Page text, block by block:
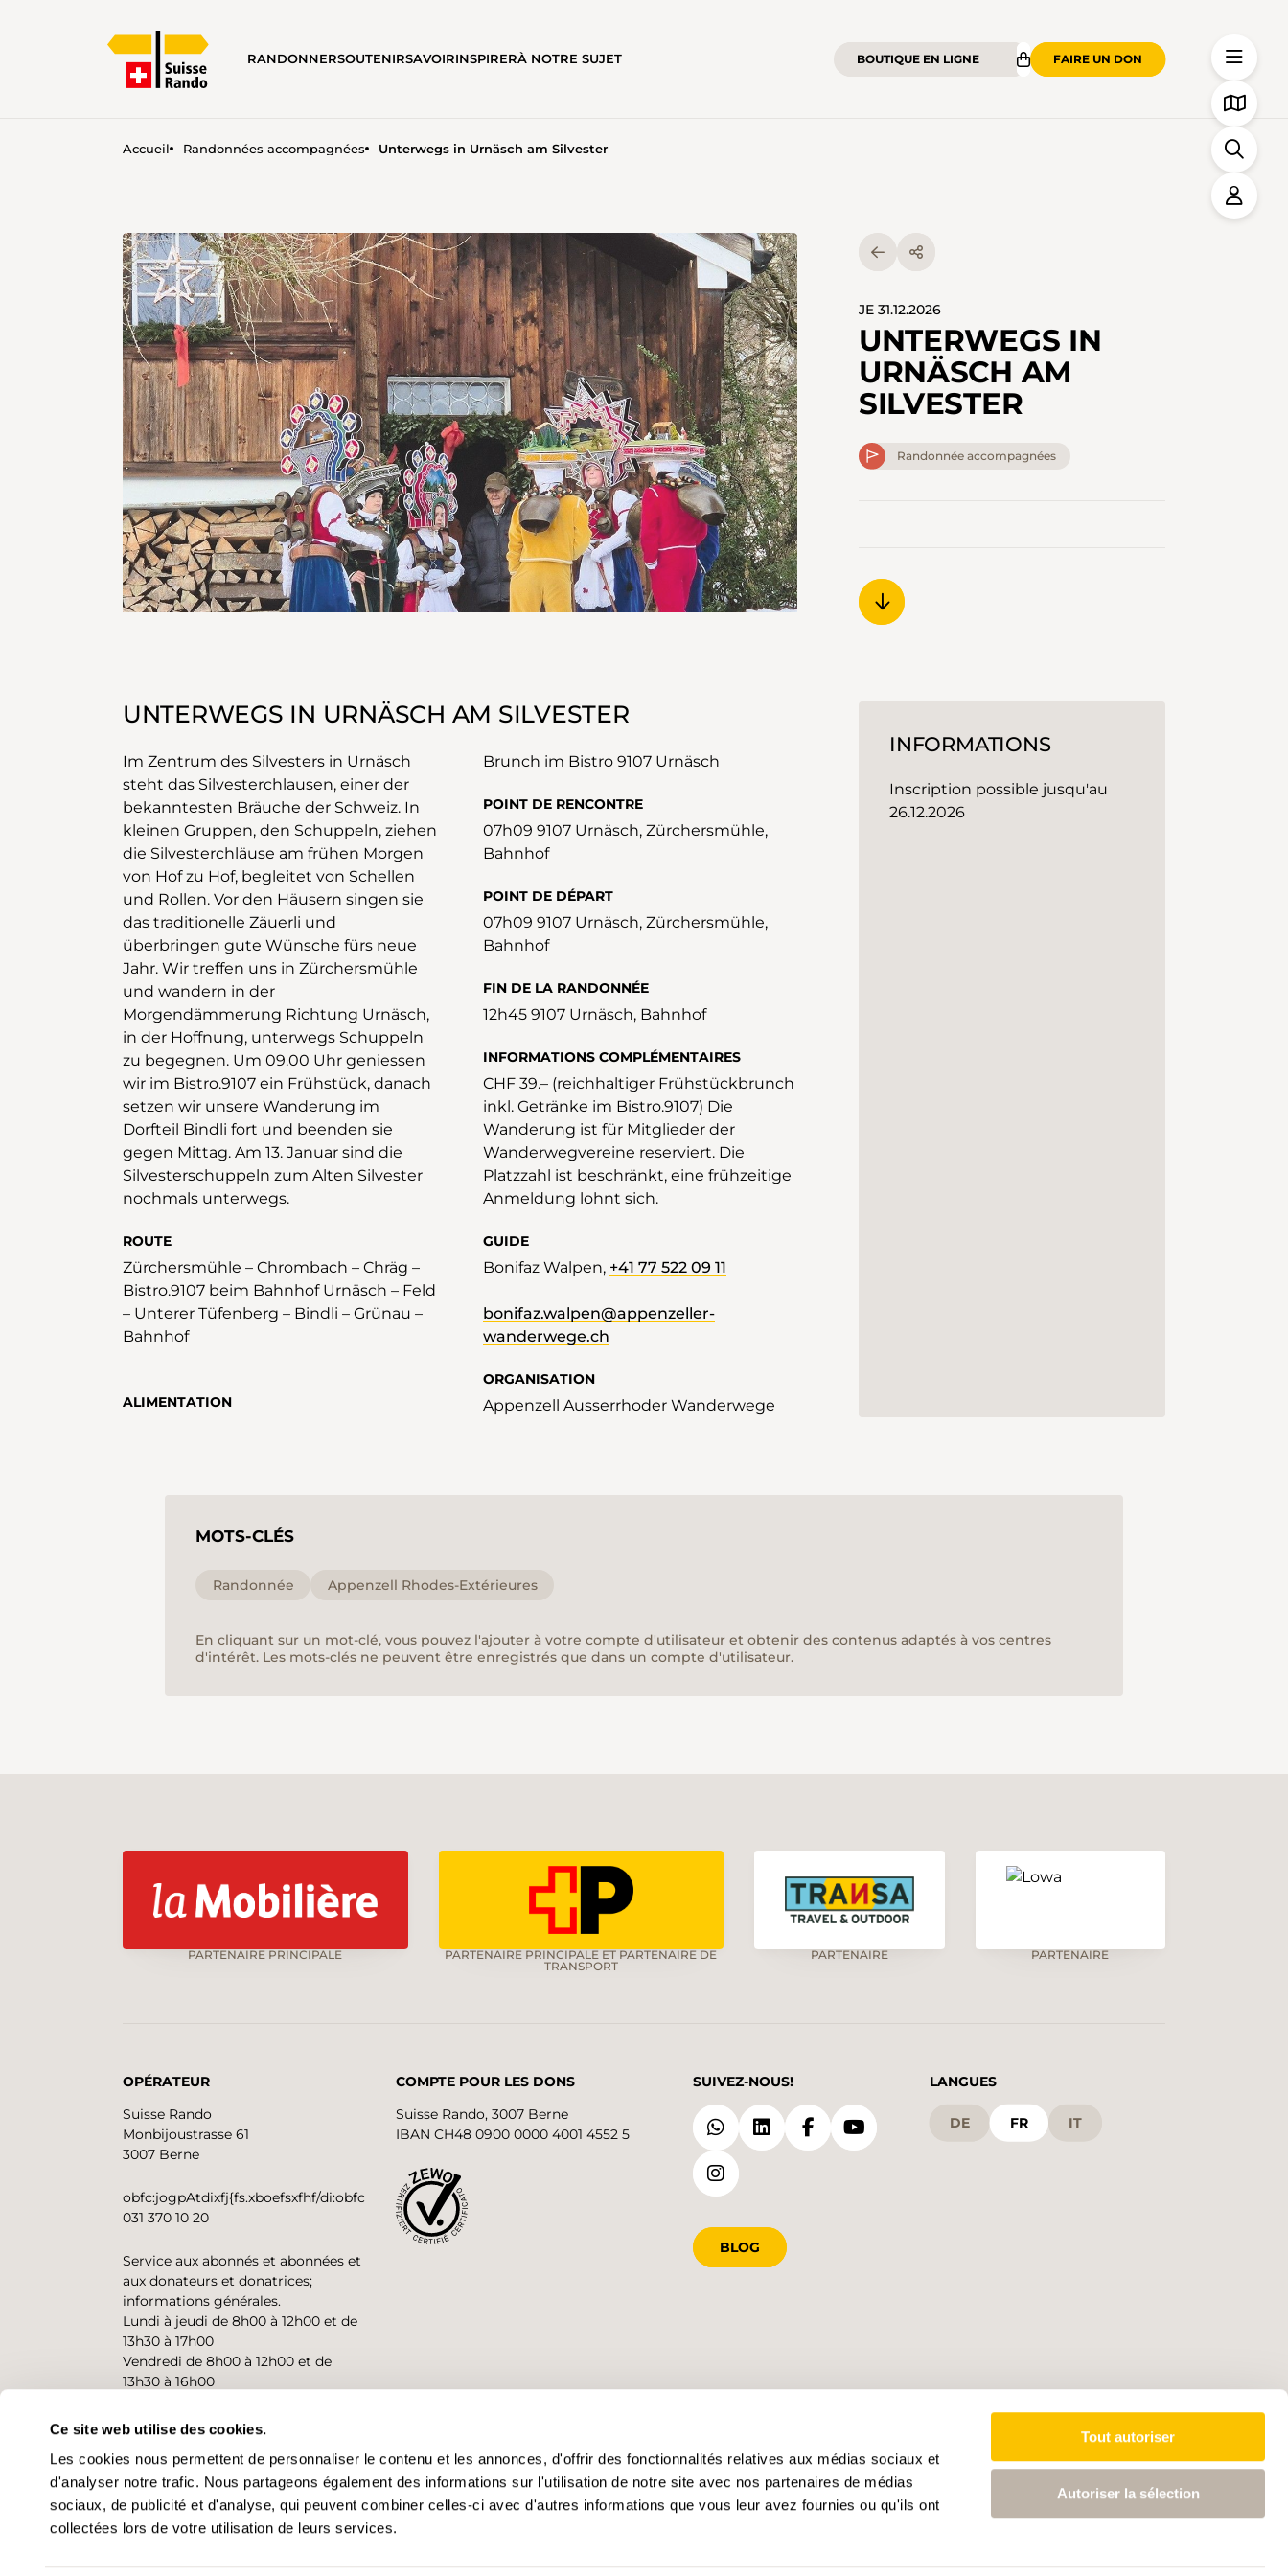
Ce site web utilise des cookies.
Les cookies nous permettent de personnaliser le contenu et les annonces, d'offrir des fonctionnalités relatives aux médias sociaux et
d'analyser notre trafic. Nous partageons également des informations sur l'utilisation de notre site avec nos partenaires de médias
sociaux, de publicité et d'analyse, qui peuvent combiner celles-ci avec d'autres informations que vous leur avez fournies ou qu'ils ont
collectées lors de votre utilisation de leurs services.
Tout autoriser
Autoriser la sélection
RANDONNERSOUTENIRSAVOIRINSPIRERÀ NOTRE SUJET BOUTIQUE EN LIGNE FAIRE UN DON
Accueil Randonnées accompagnées Unterwegs in Urnäsch am Silvester
JE 31.12.2026
UNTERWEGS IN
URNÄSCH AM
SILVESTER
Randonnée accompagnées
UNTERWEGS IN URNÄSCH AM SILVESTER
Im Zentrum des Silvesters in Urnäsch
steht das Silvesterchlausen, einer der
bekanntesten Bräuche der Schweiz. In
kleinen Gruppen, den Schuppeln, ziehen
die Silvesterchläuse am frühen Morgen
von Hof zu Hof, begleitet von Schellen
und Rollen. Vor den Häusern singen sie
das traditionelle Zäuerli und
überbringen gute Wünsche fürs neue
Jahr. Wir treffen uns in Zürchersmühle
und wandern in der
Morgendämmerung Richtung Urnäsch,
in der Hoffnung, unterwegs Schuppeln
zu begegnen. Um 09.00 Uhr geniessen
wir im Bistro.9107 ein Frühstück, danach
setzen wir unsere Wanderung im
Dorfteil Bindli fort und beenden sie
gegen Mittag. Am 13. Januar sind die
Silvesterschuppeln zum Alten Silvester
nochmals unterwegs.
ROUTE
Zürchersmühle – Chrombach – Chräg –
Bistro.9107 beim Bahnhof Urnäsch – Feld
– Unterer Tüfenberg – Bindli – Grünau –
Bahnhof
ALIMENTATION
Brunch im Bistro 9107 Urnäsch
POINT DE RENCONTRE
07h09 9107 Urnäsch, Zürchersmühle,
Bahnhof
POINT DE DÉPART
07h09 9107 Urnäsch, Zürchersmühle,
Bahnhof
FIN DE LA RANDONNÉE
12h45 9107 Urnäsch, Bahnhof
INFORMATIONS COMPLÉMENTAIRES
CHF 39.– (reichhaltiger Frühstückbrunch
inkl. Getränke im Bistro.9107) Die
Wanderung ist für Mitglieder der
Wanderwegvereine reserviert. Die
Platzzahl ist beschränkt, eine frühzeitige
Anmeldung lohnt sich.
GUIDE
Bonifaz Walpen, +41 77 522 09 11
bonifaz.walpen@appenzeller-
wanderwege.ch
ORGANISATION
Appenzell Ausserrhoder Wanderwege
INFORMATIONS
Inscription possible jusqu'au
26.12.2026
MOTS-CLÉS
Randonnée Appenzell Rhodes-Extérieures
En cliquant sur un mot-clé, vous pouvez l'ajouter à votre compte d'utilisateur et obtenir des contenus adaptés à vos centres
d'intérêt. Les mots-clés ne peuvent être enregistrés que dans un compte d'utilisateur.
PARTENAIRE PRINCIPALE
PARTENAIRE PRINCIPALE ET PARTENAIRE DE
TRANSPORT
PARTENAIRE PARTENAIRE
OPÉRATEUR
Suisse Rando
Monbijoustrasse 61
3007 Berne
obfc:jogpAtdixfj{fs.xboefsxfhf/di:obfc
031 370 10 20
Service aux abonnés et abonnées et
aux donateurs et donatrices;
informations générales.
Lundi à jeudi de 8h00 à 12h00 et de
13h30 à 17h00
Vendredi de 8h00 à 12h00 et de
13h30 à 16h00
CONTACT
COMPTE POUR LES DONS
Suisse Rando, 3007 Berne
IBAN CH48 0900 0000 4001 4552 5
SUIVEZ-NOUS!
BLOG
LANGUES
DE FR IT